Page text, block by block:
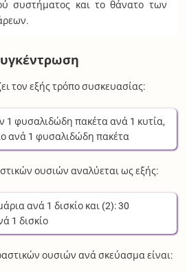
συστήματος και το θάνατο των
τον εξής τρόπο συσκευασίας:
1 φυσαλιδώδη πακέτα ανά 1 κυτία,
ανά 1 φυσαλιδώδη πακέτα
ουσιών αναλύεται ως εξής:
ανά 1 δισκίο και (2):30
1 δισκίο
ουσιών ανά σκεύασμα είναι: